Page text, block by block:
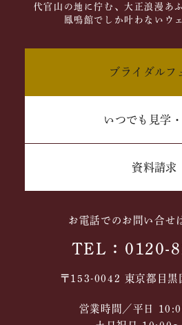
代官山の地に佇む、大正浪漫あ
鳳鳴館でしか叶わないウ
ブライダルフ
いつでも見学
資料請求
お電話でのお問い合せ
TEL：0120-
〒153-0042 東京都目黒
営業時間／平日